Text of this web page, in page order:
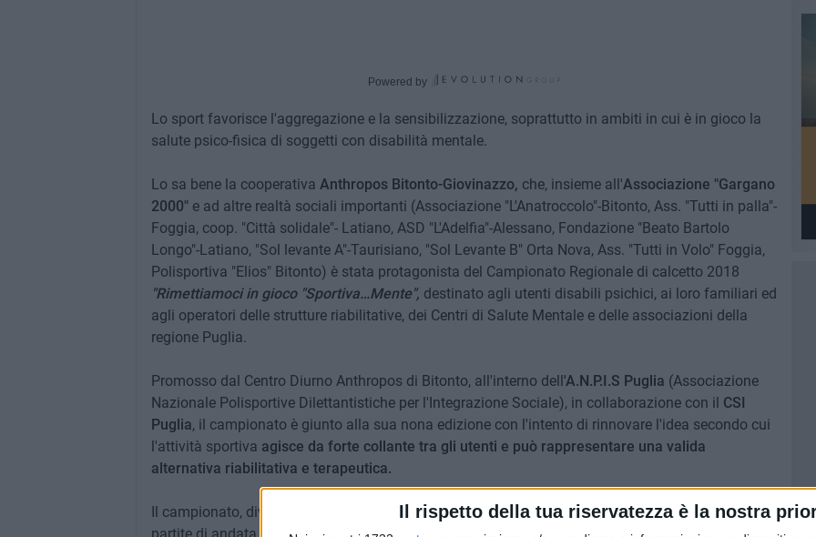
Il rispetto della tua riservatezza è la nostra
Powered by
Lo sport favorisce l'aggregazione e la sensibilizzazione, soprattutto in ambiti in cui è in gioco la
salute psico-fisica di soggetti con disabilità mentale.
Lo sa bene la cooperativa Anthropos Bitonto-Giovinazzo, che, insieme all'Associazione "Gargano
2000"e ad altre realtà sociali importanti (Associazione "L'Anatroccolo"-Bitonto, Ass. "Tutti in palla"-
Foggia, coop. "Città solidale"- Latiano, ASD "L'Adelfia"-Alessano, Fondazione "Beato Bartolo
Longo"-Latiano, "Sol levante A"-Taurisiano, "Sol Levante B" Orta Nova, Ass. "Tutti in Volo" Foggia,
Polisportiva "Elios" Bitonto) è stata protagonista del Campionato Regionale di calcetto 2018
"Rimettiamoci in gioco "Sportiva…Mente", destinato agli utenti disabili psichici, ai loro familiari ed
agli operatori delle strutture riabilitative, dei Centri di Salute Mentale e delle associazioni della
regione Puglia.
Promosso dal Centro Diurno Anthropos di Bitonto, all'interno dell'A.N.P.I.S Puglia (Associazione
Nazionale Polisportive Dilettantistiche per l'Integrazione Sociale), in collaborazione con il CSI
Puglia, il campionato è giunto alla sua nona edizione con l'intento di rinnovare l'idea secondo cui
l'attività sportiva agisce da forte collante tra gli utenti e può rappresentare una valida
alternativa riabilitativa e terapeutica.
Il campionato, diviso in due gironi e svoltosi tra novembre 2017 e maggio 2018 con una serie di